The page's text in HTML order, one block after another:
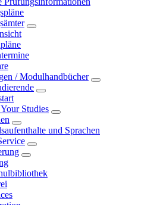
/ Modulhandbücher
Studies
und Sprachen